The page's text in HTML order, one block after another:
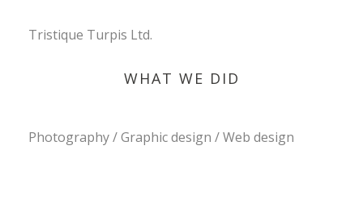
Tristique Turpis Ltd.
WHAT WE DID
Photography / Graphic design / Web design